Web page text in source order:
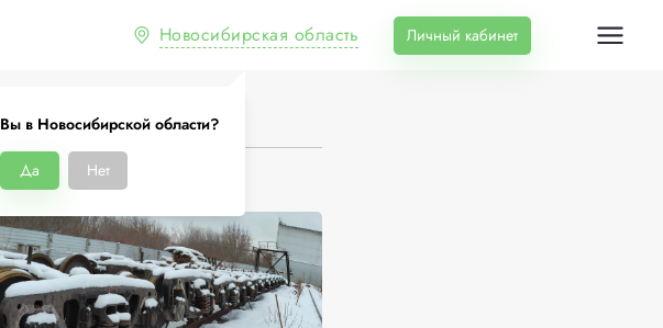
Новосибирская область
Вы в Новосибирской области?
Да Нет
Личный кабинет